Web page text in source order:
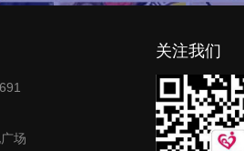
场
关注我们